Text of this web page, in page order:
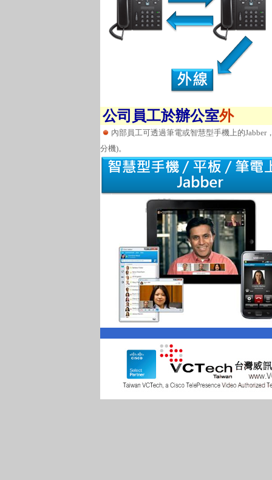
公司員工於辦公室外
內部員工可透過筆電或智慧型手機上的
分機)。